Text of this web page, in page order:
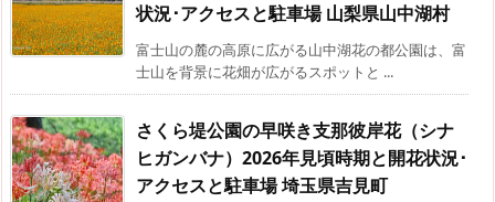
状況･アクセスと駐車場 山梨県山中湖村
富士山の麓の高原に広がる山中湖花の都公園は、富
士山を背景に花畑が広がるスポットと ...
さくら堤公園の早咲き支那彼岸花（シナ
ヒガンバナ）2026年見頃時期と開花状況･
アクセスと駐車場 埼玉県吉見町